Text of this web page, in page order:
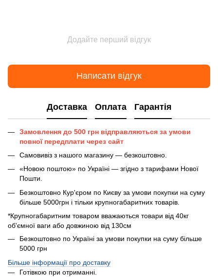
Додайте перший відгук
Написати відгук
Доставка Оплата Гарантія
Замовлення до 500 грн відправляються за умови
повної передплати через сайт
Самовивіз з нашого магазину — безкоштовно.
«Новою поштою» по Україні — згідно з тарифами Нової
Пошти.
Безкоштовно Кур'єром по Києву за умови покупки на суму
більше 5000грн і тільки крупногабаритних товарів.
*Крупногабаритним товаром вважаються товари від 40кг
об'ємної ваги або довжиною від 130см
Безкоштовно по Україні за умови покупки на суму більше
5000 грн
Більше інформації про доставку
Готівкою при отриманні.